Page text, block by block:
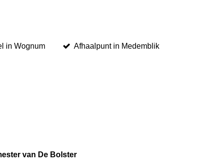
in Wognum
Afhaalpunt in Medemblik
van De Bolster